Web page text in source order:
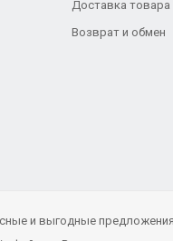
Доставка товара
Возврат и обмен
и выгодные